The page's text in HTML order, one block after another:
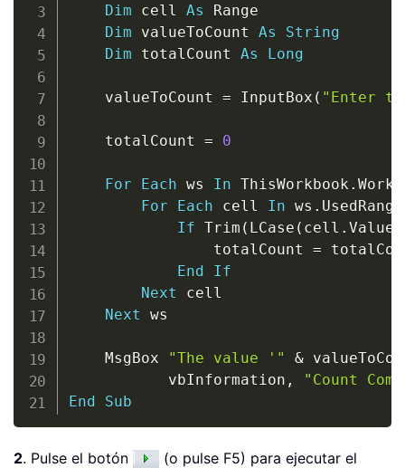
Dim cell As Range
Dim valueToCount As
String
Dim totalCount As Long
    valueToCount
= InputBox ( "Enter
    totalCount
= 0
For Each ws In ThisWorkbook .
For
Each cell In ws . UsedRange
If Trim ( LCase ( cell . Value
                totalCount
=
End
If
Next cell
Next ws
    MsgBox
"The value '" &
           vbInformation
,
"Count
End
Sub
2. Pulse el botón (o pulse F5) para ejecutar el